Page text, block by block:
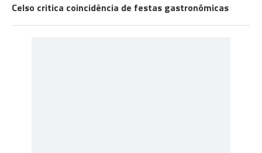
Celso critica coincidência de festas gastronómicas